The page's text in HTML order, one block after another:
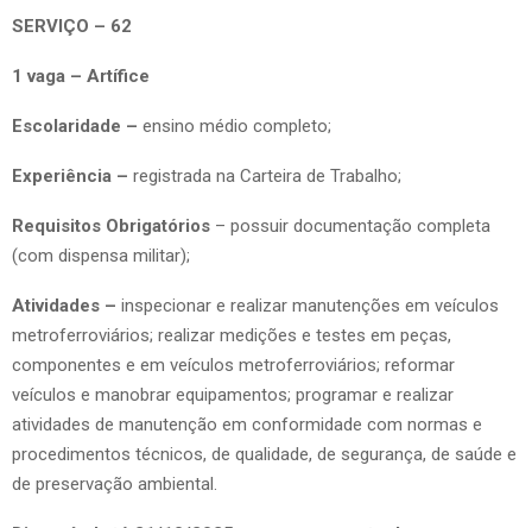
SERVIÇO – 62
1 vaga – Artífice
Escolaridade – ensino médio completo;
Experiência – registrada na Carteira de Trabalho;
Requisitos Obrigatórios – possuir documentação completa
(com dispensa militar);
Atividades – inspecionar e realizar manutenções em veículos
metroferroviários; realizar medições e testes em peças,
componentes e em veículos metroferroviários; reformar
veículos e manobrar equipamentos; programar e realizar
atividades de manutenção em conformidade com normas e
procedimentos técnicos, de qualidade, de segurança, de saúde e
de preservação ambiental.